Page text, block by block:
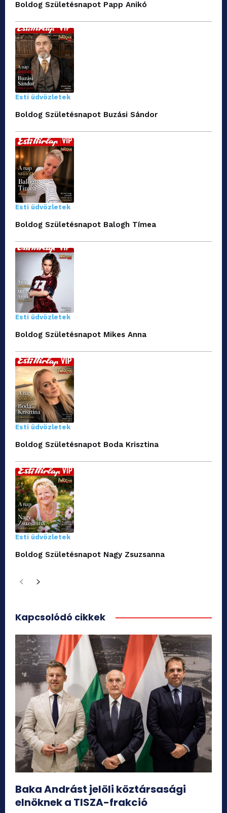
Boldog Születésnapot Papp Anikó
Esti üdvözletek
Boldog Születésnapot Buzási Sándor
Esti üdvözletek
Boldog Születésnapot Balogh Tímea
Esti üdvözletek
Boldog Születésnapot Mikes Anna
Esti üdvözletek
Boldog Születésnapot Boda Krisztina
Esti üdvözletek
Boldog Születésnapot Nagy Zsuzsanna
Kapcsolódó cikkek
Baka Andrást jelöli köztársasági
elnöknek a TISZA-frakció